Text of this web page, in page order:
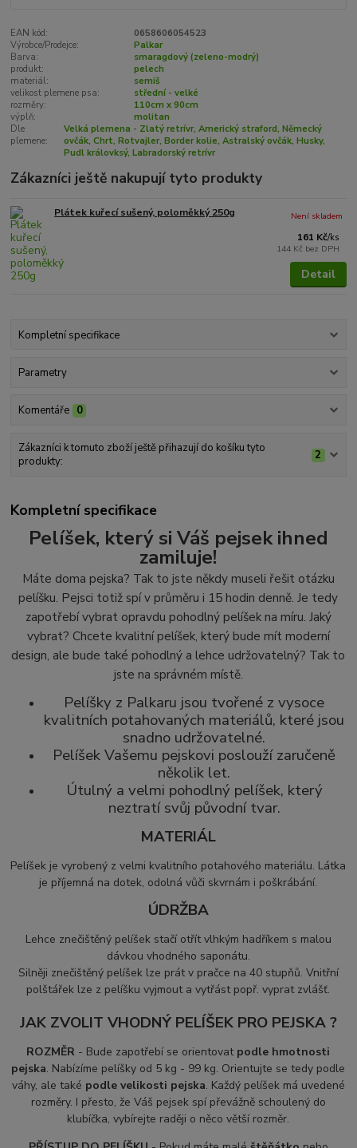
EAN kód:
0658606054523
Výrobce/Prodejce:
Palkar
Barva:
smaragdový (zeleno-modrý)
produkt:
pelech
materiál:
semiš
velikost plemene psa:
střední - velké
rozměry:
110cm x 90cm
výplň:
molitan
Dle
plemene:
Velká plemena - Zlatý retrívr, Americký straford, Německý
ovčák, Chrt, Rotvajler, Border kolie, Astralský ovčák, Husky,
Pudl královksý, Labradorský retrívr
Zákazníci ještě nakupují tyto produkty
Plátek kuřecí sušený, poloměkký 250g
161 Kč/ks
144 Kč bez DPH
Není skladem
Detail
Kompletní specifikace
Parametry
Komentáře 0
Zákazníci k tomuto zboží ještě přihazují do košíku tyto
produkty:
2
Kompletní specifikace
Pelíšek, který si Váš pejsek ihned
zamiluje!
Máte doma pejska? Tak to jste někdy museli řešit otázku
pelíšku. Pejsci totiž spí v průměru i 15 hodin denně. Je tedy
zapotřebí vybrat opravdu pohodlný pelíšek na míru. Jaký
vybrat? Chcete kvalitní pelíšek, který bude mít moderní
design, ale bude také pohodlný a lehce udržovatelný? Tak to
jste na správném místě.
Pelíšky z Palkaru jsou tvořené z vysoce
kvalitních potahovaných materiálů, které jsou
snadno udržovatelné.
Pelíšek Vašemu pejskovi poslouží zaručeně
několik let.
Útulný a velmi pohodlný pelíšek, který
neztratí svůj původní tvar.
MATERIÁL
Pelíšek je vyrobený z velmi kvalitního potahového materiálu. Látka
je příjemná na dotek, odolná vůči skvrnám i poškrábání.
ÚDRŽBA
Lehce znečištěný pelíšek stačí otřít vlhkým hadříkem s malou
dávkou vhodného saponátu.
Silněji znečištěný pelíšek lze prát v pračce na 40 stupňů. Vnitřní
polštářek lze z pelíšku vyjmout a vytřást popř. vyprat zvlášť.
JAK ZVOLIT VHODNÝ PELÍŠEK PRO PEJSKA ?
ROZMĚR - Bude zapotřebí se orientovat podle hmotnosti
pejska. Nabízíme pelíšky od 5 kg - 99 kg. Orientujte se tedy podle
váhy, ale také podle velikosti pejska. Každý pelíšek má uvedené
rozměry. I přesto, že Váš pejsek spí převážně schoulený do
klubíčka, vybírejte raději o něco větší rozměr.